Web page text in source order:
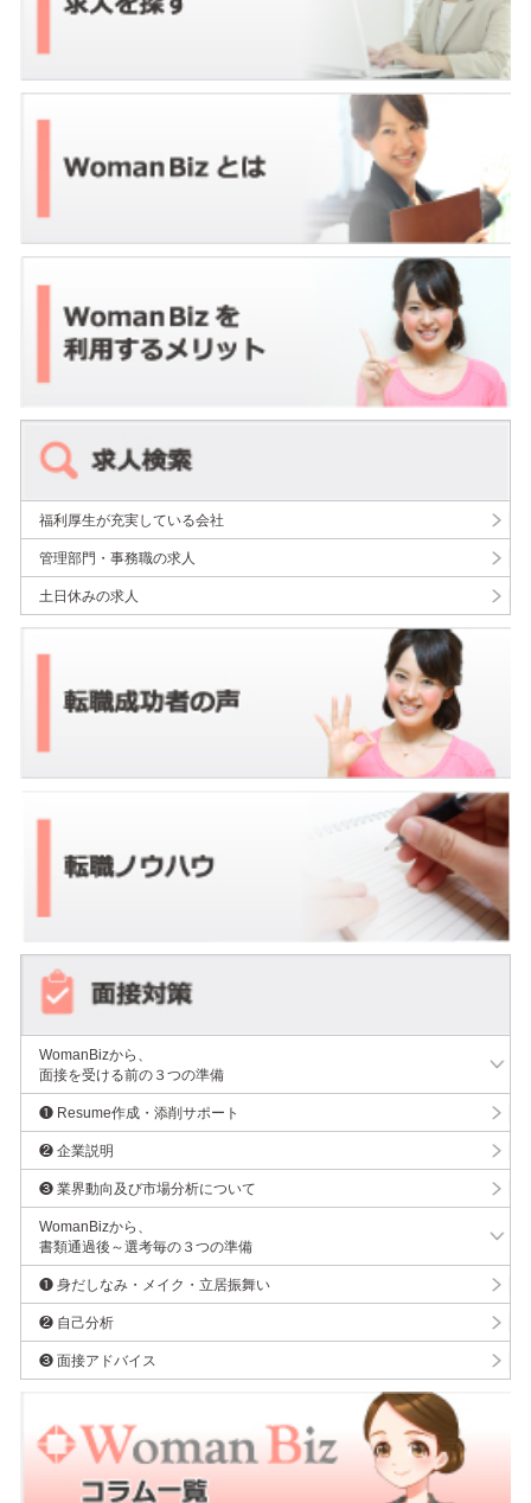
福利厚生が充実している会社
管理部門・事務職の求人
土日休みの求人
WomanBizから、
面接を受ける前の３つの準備
❶ Resume作成・添削サポート
❷ 企業説明
❸ 業界動向及び市場分析について
WomanBizから、
書類通過後～選考毎の３つの準備
❶ 身だしなみ・メイク・立居振舞い
❷ 自己分析
❸ 面接アドバイス